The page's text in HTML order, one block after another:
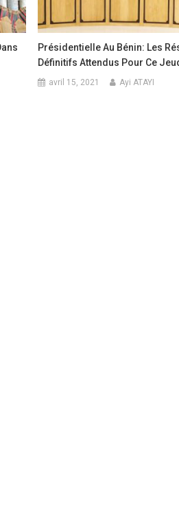
Présidentielle Au Bénin: Les
Définitifs Attendus Pour Ce
avril 15, 2021 Ayi ATAYI